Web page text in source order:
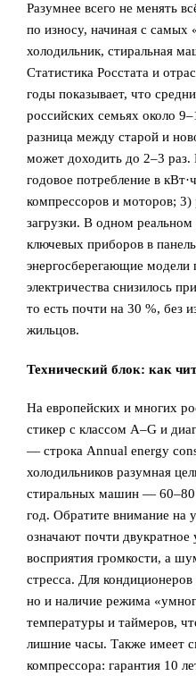
Разумнее всего не менять
по износу, начиная с самых
холодильник, стиральная
Статистика Росстата и
годы показывает, что
российских семьях около
разница между старой и
может доходить до 2–3
годовое потребление в
компрессоров и моторов;
загрузки. В одном
ключевых приборов в
энергосберегающие модели
электричества снизилось
то есть почти на 30 %, без
жильцов.
Технический блок: как
На европейских и многих
стикер с классом A–G и
— строка Annual energy
холодильников разумная
стиральных машин — 60–80
год. Обратите внимание
означают почти двукратное
восприятия громкости, а
стресса. Для
но и наличие режима
температуры и таймеров,
лишние часы. Также имеет
компрессора: гарантия 10